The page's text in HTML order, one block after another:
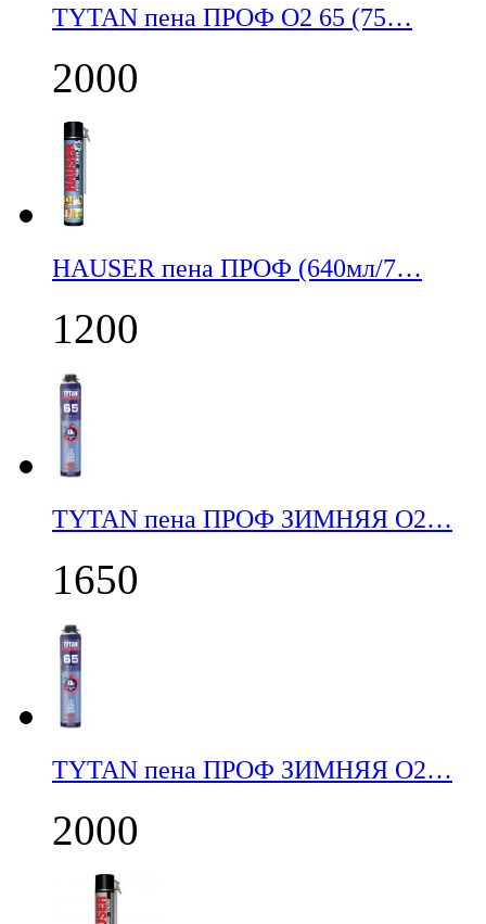
TYTAN пена ПРОФ О2 65 (75…
2000
НАUSER пена ПРОФ (640мл/7…
1200
TYTAN пена ПРОФ ЗИМНЯЯ О2…
1650
TYTAN пена ПРОФ ЗИМНЯЯ О2…
2000